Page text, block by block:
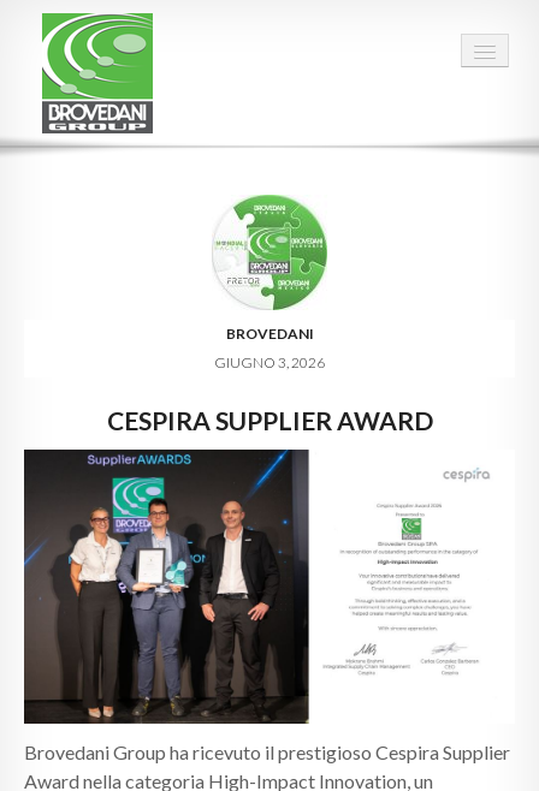
CARRIERA
CALENDARI
NEWS
CONTATTI
BROVEDANI
GIUGNO 3, 2026
CESPIRA SUPPLIER AWARD
Brovedani Group ha ricevuto il prestigioso Cespira Supplier
Award nella categoria High-Impact Innovation, un